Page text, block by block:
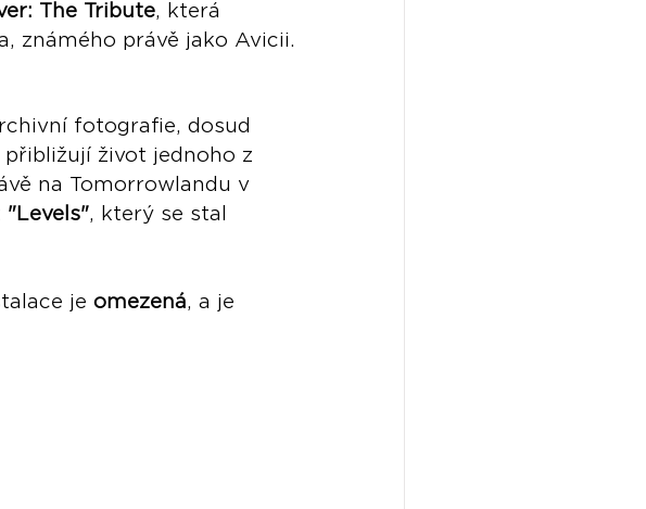
The Tribute, která
známého právě jako Avicii.
fotografie, dosud
život jednoho z
na Tomorrowlandu v
"Levels", který se stal
je omezená, a je